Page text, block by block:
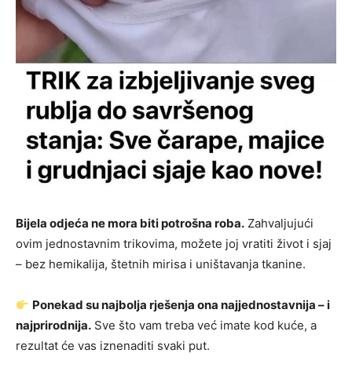
Bijela odjeća ne mora biti potrošna roba. Zahvaljujući
ovim jednostavnim trikovima, možete joj vratiti život i sjaj
– bez hemikalija, štetnih mirisa i uništavanja tkanine.
Ponekad su najbolja rješenja ona najjednostavnija – i
najprirodnija. Sve što vam treba već imate kod kuće, a
rezultat će vas iznenaditi svaki put.